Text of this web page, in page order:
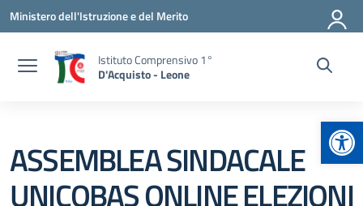
Vai ai contenuti
Vai al menu di navigazione
Vai al footer
Ministero dell'Istruzione e del Merito
Istituto Comprensivo 1°
D'Acquisto - Leone
ASSEMBLEA SINDACALE
UNICOBAS ONLINE ELEZIONI